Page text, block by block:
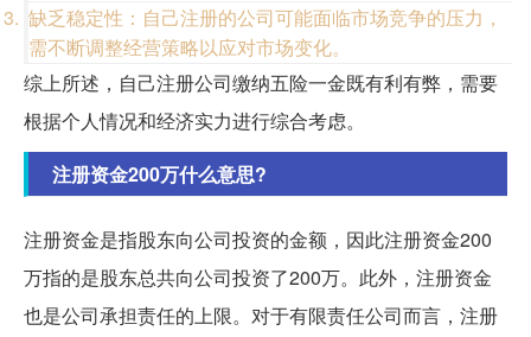
缺乏稳定性：自己注册的公司可能面临市场竞争的压力，
需不断调整经营策略以应对市场变化。
综上所述，自己注册公司缴纳五险一金既有利有弊，需要
根据个人情况和经济实力进行综合考虑。
注册资金200万什么意思?
注册资金是指股东向公司投资的金额，因此注册资金200
万指的是股东总共向公司投资了200万。此外，注册资金
也是公司承担责任的上限。对于有限责任公司而言，注册